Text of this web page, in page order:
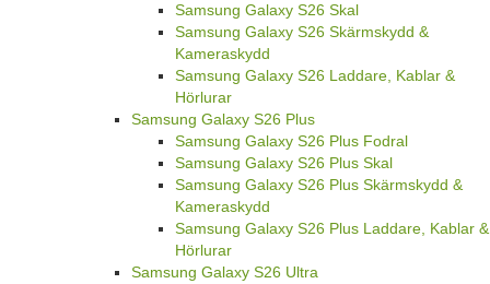
Samsung Galaxy S26 Skal
Samsung Galaxy S26 Skärmskydd &
Kameraskydd
Samsung Galaxy S26 Laddare, Kablar &
Hörlurar
Samsung Galaxy S26 Plus
Samsung Galaxy S26 Plus Fodral
Samsung Galaxy S26 Plus Skal
Samsung Galaxy S26 Plus Skärmskydd &
Kameraskydd
Samsung Galaxy S26 Plus Laddare, Kablar &
Hörlurar
Samsung Galaxy S26 Ultra